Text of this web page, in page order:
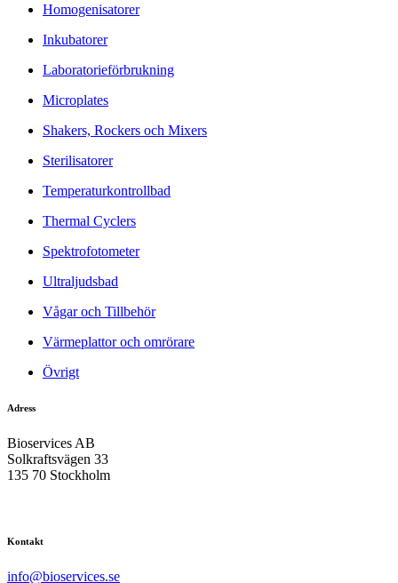
Homogenisatorer
Inkubatorer
Laboratorieförbrukning
Microplates
Shakers, Rockers och Mixers
Sterilisatorer
Temperaturkontrollbad
Thermal Cyclers
Spektrofotometer
Ultraljudsbad
Vågar och Tillbehör
Värmeplattor och omrörare
Övrigt
Adress
Bioservices AB
Solkraftsvägen 33
135 70 Stockholm
Kontakt
info@bioservices.se